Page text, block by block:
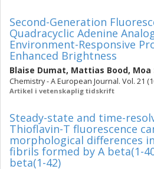
Second-Generation
Quadracyclic Adenine
Environment-Responsive
Enhanced Brightness
Blaise Dumat, Mattias Bood, Moa
Chemistry - A European Journal. Vol. 21
Artikel i vetenskaplig tidskrift
Steady-state and time-
Thioflavin-T fluorescence
morphological differences
fibrils formed by A beta(1-
beta(1-42)